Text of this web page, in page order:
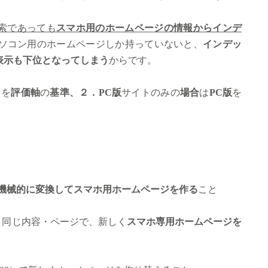
であっても スマホ用のホームページの情報からインデ
ン用のホームページしか持っていないと、 インデッ
示も下位となってしまうからです。
を評価軸の基準、２．PC版サイトのみの場合はPC版を
械的に変換してスマホ用ホームページを作ること
じ内容・ページで、新しく スマホ専用ホームページを